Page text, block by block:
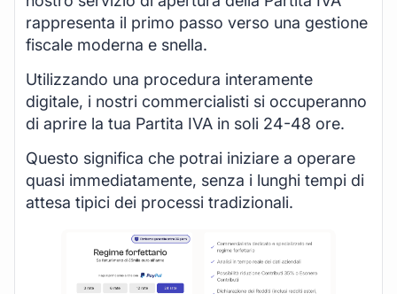
rappresenta il primo passo verso una gestione
fiscale moderna e snella.
Utilizzando una procedura interamente
digitale, i nostri commercialisti si occuperanno
di aprire la tua Partita IVA in soli 24-48 ore.
Questo significa che potrai iniziare a operare
quasi immediatamente, senza i lunghi tempi di
attesa tipici dei processi tradizionali.